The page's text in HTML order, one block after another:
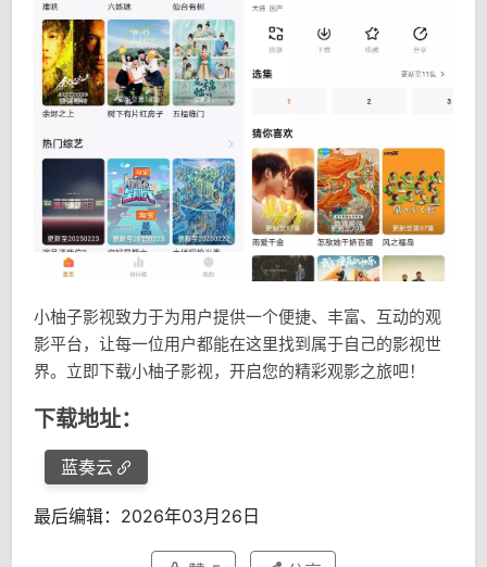
小柚子影视致力于为用户提供一个便捷、丰富、互动的观
影平台，让每一位用户都能在这里找到属于自己的影视世
界。立即下载小柚子影视，开启您的精彩观影之旅吧！
下载地址：
蓝奏云
最后编辑：2026年03月26日